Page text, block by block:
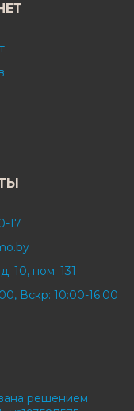
17
10, пом. 131
Вскр: 10:00-16:00
решением